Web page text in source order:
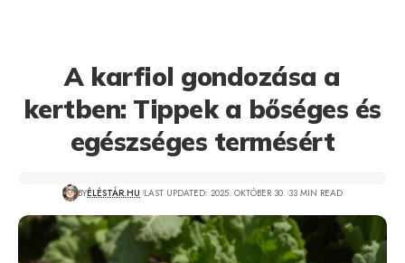
A karfiol gondozása a
kertben: Tippek a bőséges és
egészséges termésért
BYÉLÉSTÁR.HU LAST UPDATED: 2025. OKTÓBER 30. 33 MIN READ